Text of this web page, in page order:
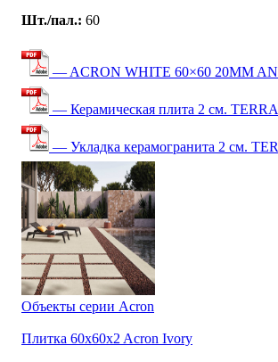
Шт./пал.: 60
— ACRON WHITE 60×60 20MM
— Керамическая плита 2 см.
— Укладка керамогранита 2 см.
Объекты серии Acron
Плитка 60x60x2 Acron Ivory